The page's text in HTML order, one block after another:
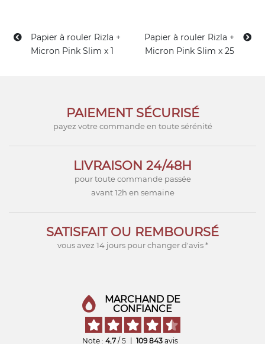
Papier à rouler Rizla +
Micron Pink Slim x 1
Papier à rouler Rizla +
Micron Pink Slim x 25
PAIEMENT SÉCURISÉ
payez votre commande en toute sérénité
LIVRAISON 24/48H
pour toute commande passée
avant 12h en semaine
SATISFAIT OU REMBOURSÉ
vous avez 14 jours pour changer d'avis *
MARCHAND DE
CONFIANCE
Note : 4,7 / 5 109 843 avis